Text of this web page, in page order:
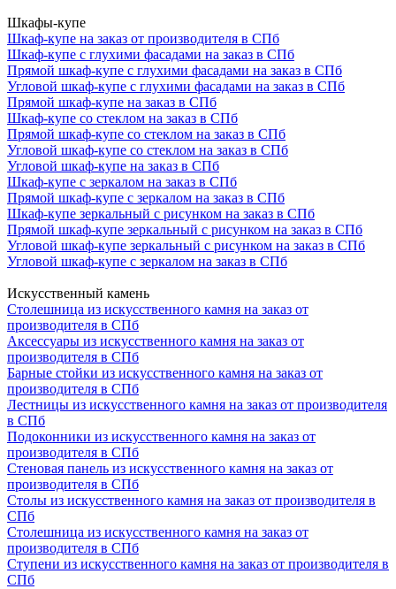
Шкафы-купе
Шкаф-купе на заказ от производителя в СПб
Шкаф-купе с глухими фасадами на заказ в СПб
Прямой шкаф-купе с глухими фасадами на заказ в СПб
Угловой шкаф-купе с глухими фасадами на заказ в СПб
Прямой шкаф-купе на заказ в СПб
Шкаф-купе со стеклом на заказ в СПб
Прямой шкаф-купе со стеклом на заказ в СПб
Угловой шкаф-купе со стеклом на заказ в СПб
Угловой шкаф-купе на заказ в СПб
Шкаф-купе с зеркалом на заказ в СПб
Прямой шкаф-купе с зеркалом на заказ в СПб
Шкаф-купе зеркальный с рисунком на заказ в СПб
Прямой шкаф-купе зеркальный с рисунком на заказ в СПб
Угловой шкаф-купе зеркальный с рисунком на заказ в СПб
Угловой шкаф-купе с зеркалом на заказ в СПб
Искусственный камень
Столешница из искусственного камня на заказ от
производителя в СПб
Аксессуары из искусственного камня на заказ от
производителя в СПб
Барные стойки из искусственного камня на заказ от
производителя в СПб
Лестницы из искусственного камня на заказ от производителя
в СПб
Подоконники из искусственного камня на заказ от
производителя в СПб
Стеновая панель из искусственного камня на заказ от
производителя в СПб
Столы из искусственного камня на заказ от производителя в
СПб
Столешница из искусственного камня на заказ от
производителя в СПб
Ступени из искусственного камня на заказ от производителя в
СПб